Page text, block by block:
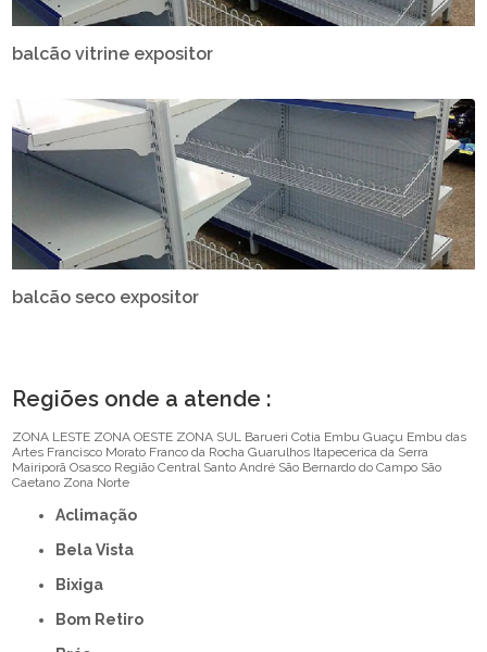
balcão vitrine expositor
balcão seco expositor
Regiões onde a atende :
ZONA LESTE ZONA OESTE ZONA SUL Barueri Cotia Embu Guaçu Embu das
Artes Francisco Morato Franco da Rocha Guarulhos Itapecerica da Serra
Mairiporã Osasco Região Central Santo André São Bernardo do Campo São
Caetano Zona Norte
Aclimação
Bela Vista
Bixiga
Bom Retiro